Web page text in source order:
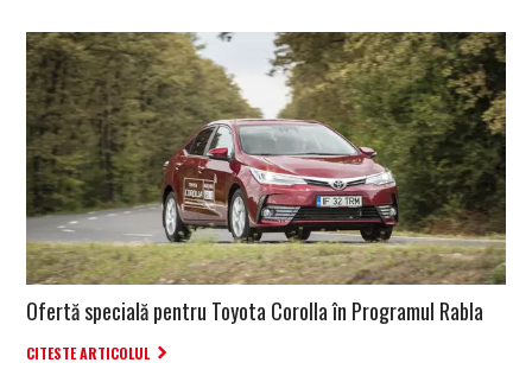
Ofertă specială pentru Toyota Corolla în Programul Rabla
CITESTE ARTICOLUL